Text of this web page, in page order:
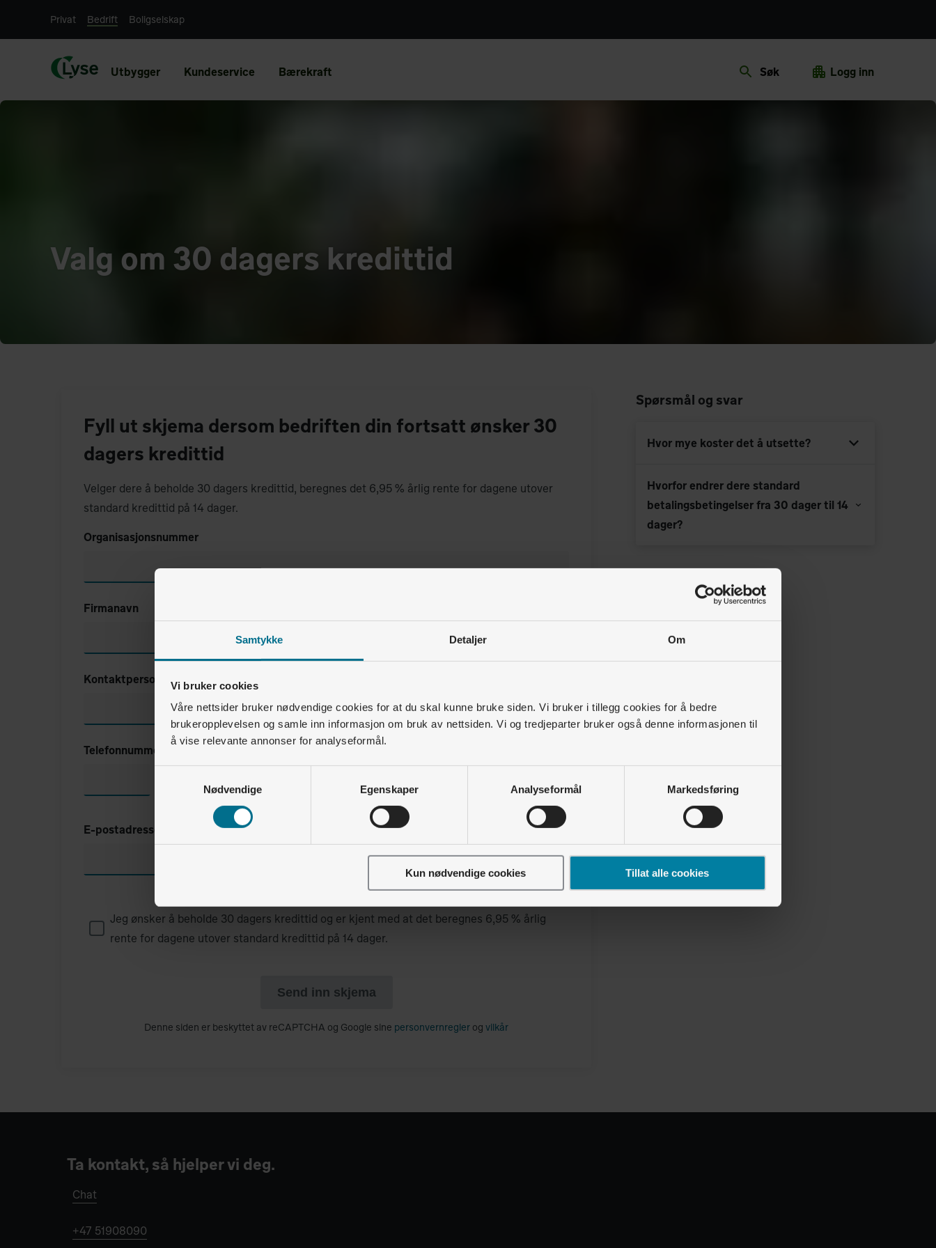
Samtykke Detaljer Om
Vi bruker cookies
Våre nettsider bruker nødvendige cookies for at du skal kunne bruke siden. Vi bruker i tillegg cookies for å bedre
brukeropplevelsen og samle inn informasjon om bruk av nettsiden. Vi og tredjeparter bruker også denne informasjonen til
å vise relevante annonser for analyseformål.
Nødvendige
Egenskaper Analyseformål Markedsføring
Kun nødvendige cookies Tillat alle cookies
Privat Bedrift Boligselskap
Utbygger Kundeservice Bærekraft Søk Logg inn
Valg om 30 dagers kredittid
Fyll ut skjema dersom bedriften din fortsatt ønsker 30
dagers kredittid
Velger dere å beholde 30 dagers kredittid, beregnes det 6,95 % årlig rente for dagene utover
standard kredittid på 14 dager.
Organisasjonsnummer
Firmanavn
Kontaktperson
Telefonnummer
E-postadresse
Jeg ønsker å beholde 30 dagers kredittid og er kjent med at det beregnes 6,95 % årlig
rente for dagene utover standard kredittid på 14 dager.
Send inn skjema
Denne siden er beskyttet av reCAPTCHA og Google sine personvernregler og vilkår
Spørsmål og svar
Hvor mye koster det å utsette?
Hvorfor endrer dere standard
betalingsbetingelser fra 30 dager til 14
dager?
Ta kontakt, så hjelper vi deg.
Chat
+47 51908090